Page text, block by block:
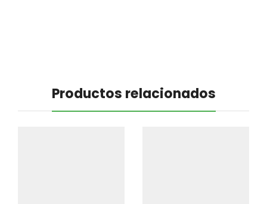
Productos relacionados